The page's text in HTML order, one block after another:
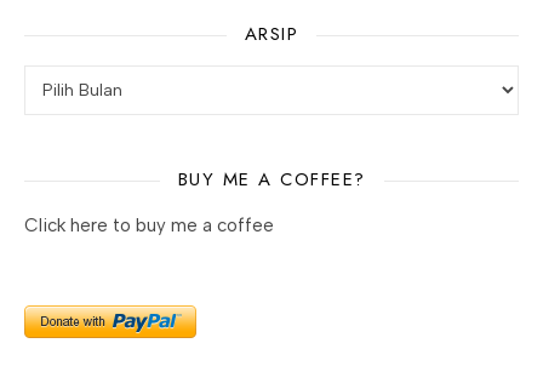
ARSIP
BUY ME A COFFEE?
Click here to buy me a coffee